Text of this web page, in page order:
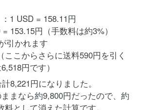
1 USD = 158.11円
153.15円（手数料は約3%）
引かれます
こからさらに送料590円を引く
円です）
8,221円になりました。
まなら約9,800円だったので、約